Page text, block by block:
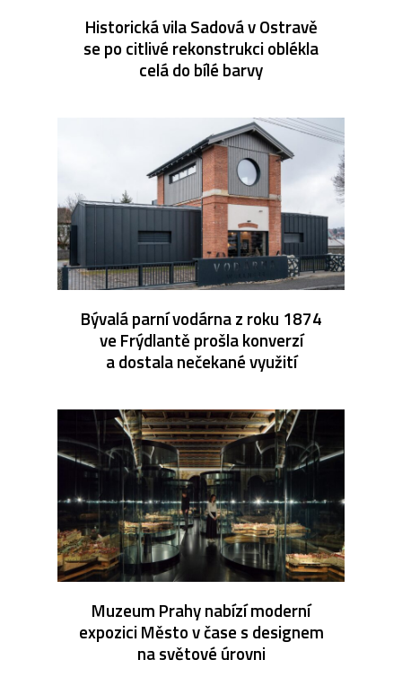
Historická vila Sadová v Ostravě
se po citlivé rekonstrukci oblékla
celá do bílé barvy
Bývalá parní vodárna z roku 1874
ve Frýdlantě prošla konverzí
a dostala nečekané využití
Muzeum Prahy nabízí moderní
expozici Město v čase s designem
na světové úrovni